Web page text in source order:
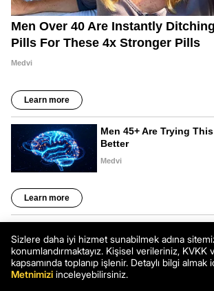
Sizlere daha iyi hizmet sunabilmek adına
konumlandırmaktayız. Kişisel verileriniz, KVKK
kapsamında toplanıp işlenir. Detaylı bilgi almak
Metnimizi inceleyebilirsiniz.